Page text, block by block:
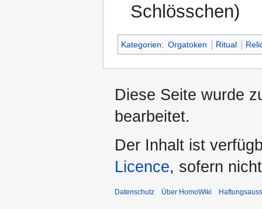
Schlösschen)
Kategorien: Orgatoken Ritual
Diese Seite wurde
bearbeitet.
Der Inhalt ist
Licence, sofern
Datenschutz Über HomoWiki